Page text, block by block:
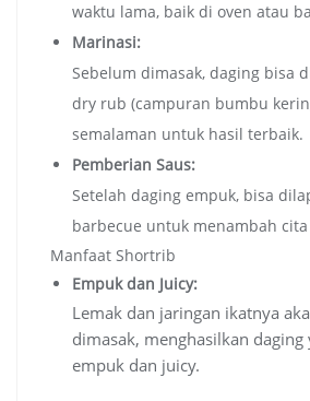
waktu lama, baik di oven atau
Marinasi:
Sebelum dimasak, daging bisa
dry rub (campuran bumbu
semalaman untuk hasil terbaik.
Pemberian Saus:
Setelah daging empuk, bisa
barbecue untuk menambah cita
Manfaat Shortrib
Empuk dan Juicy:
Lemak dan jaringan ikatnya
dimasak, menghasilkan daging
empuk dan juicy.